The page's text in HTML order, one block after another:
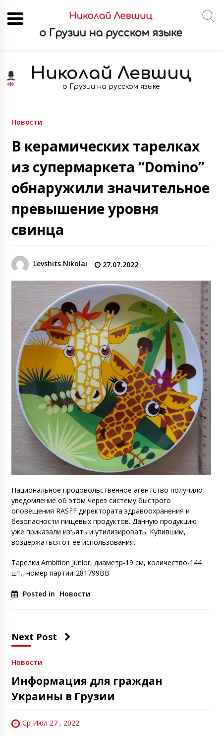
content
Николай Левшиц
о Грузии на русском языке
Новости
В керамических тарелках
из супермаркета “Domino”
обнаружили значительное
превышение уровня
свинца
Levshits Nikolai 27.07.2022
Национальное продовольственное агентство получило
уведомление об этом через систему быстрого
оповещения RASFF директората здравоохранения и
безопасности пищевых продуктов. Данную продукцию
уже приказали изъять и утилизировать. Купившим,
воздержаться от её использования.
Тарелки Ambition Junior, диаметр-19 см, количество-144
шт., номер партии-281799BB
Posted in Новости
Next Post
Новости
Информация для граждан
Украины в Грузии
Ср Июл 27 , 2022